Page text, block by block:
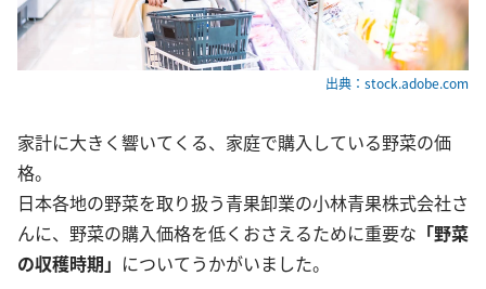
出典：stock.adobe.com
家計に大きく響いてくる、家庭で購入している野菜の価
格。
日本各地の野菜を取り扱う青果卸業の小林青果株式会社さ
んに、野菜の購入価格を低くおさえるために重要な 「野菜
の収穫時期」 についてうかがいました。